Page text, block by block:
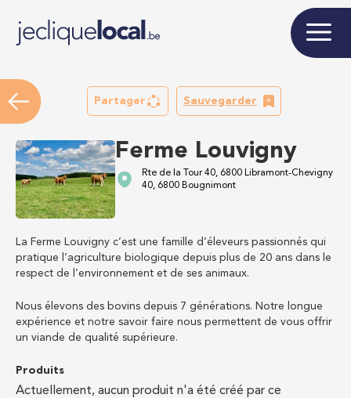
Partager Sauvegarder
Ferme Louvigny
Rte de la Tour 40, 6800 Libramont-Chevigny
40, 6800 Bougnimont
La Ferme Louvigny c’est une famille d’éleveurs passionnés qui
pratique l’agriculture biologique depuis plus de 20 ans dans le
respect de l’environnement et de ses animaux.
Nous élevons des bovins depuis 7 générations. Notre longue
expérience et notre savoir faire nous permettent de vous offrir
un viande de qualité supérieure.
Produits
Actuellement, aucun produit n'a été créé par ce